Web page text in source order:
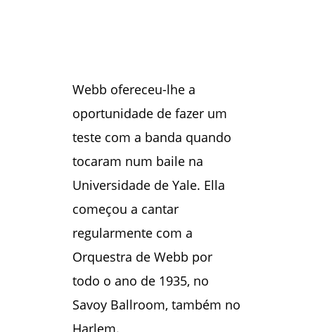
Webb ofereceu-lhe a
oportunidade de fazer um
teste com a banda quando
tocaram num baile na
Universidade de Yale. Ella
começou a cantar
regularmente com a
Orquestra de Webb por
todo o ano de 1935, no
Savoy Ballroom, também no
Harlem.